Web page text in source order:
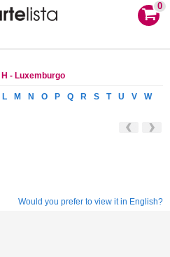
0
H - Luxemburgo
L M N O P Q R S T U V
W
Would you prefer to view it in English?